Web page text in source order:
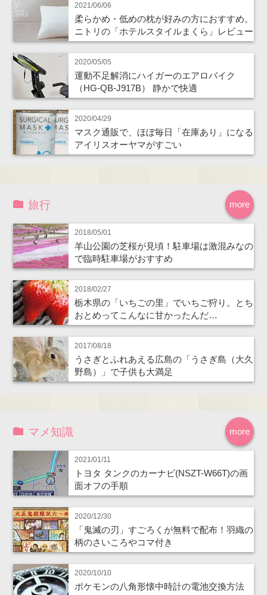
2021/06/06
柔らかめ・低めの枕が好みの方におすすめ。
ニトリの「ホテルスタイルまくら」レビュー
2020/05/05
運動不足解消にハイガーのエアロバイク
（HG-QB-J917B） 静かで快適
2020/04/29
マスク通販で、ほぼ毎日「在庫あり」になる
アイリスオーヤマがすごい
more
旅行
2018/05/01
羊山公園の芝桜が見頃！駐車場は激混みなの
で臨時駐車場がおすすめ
2018/02/27
栃木県の「いちごの里」でいちご狩り。とち
おとめってこんなに甘かったんだ…
2017/08/18
うさぎとふれあえる広島の「うさぎ島（大久
野島）」で子供も大満足
more
マメ知識
2021/01/11
トヨタ タンクのカーナビ(NSZT-W66T)の画
面オフの手順
2020/12/30
「鬼滅の刃」すごろくが無料で配布！羽織の
柄のさいころやコマ付き
2020/10/10
ポケモンの八角形懐中時計の電池交換方法